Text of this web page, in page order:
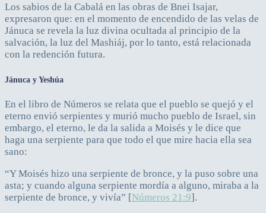
Los sabios de la Cabalá en las obras de Bnei Isajar,
expresaron que: en el momento de encendido de las velas de
Jánuca se revela la luz divina ocultada al principio de la
salvación, la luz del Mashiáj, por lo tanto, está relacionada
con la redención futura.
Jánuca y Yeshúa
En el libro de Números se relata que el pueblo se quejó y el
eterno envió serpientes y murió mucho pueblo de Israel, sin
embargo, el eterno, le da la salida a Moisés y le dice que
haga una serpiente para que todo el que mire hacia ella sea
sano:
“Y Moisés hizo una serpiente de bronce, y la puso sobre una
asta; y cuando alguna serpiente mordía a alguno, miraba a la
serpiente de bronce, y vivía” [Números 21:9].